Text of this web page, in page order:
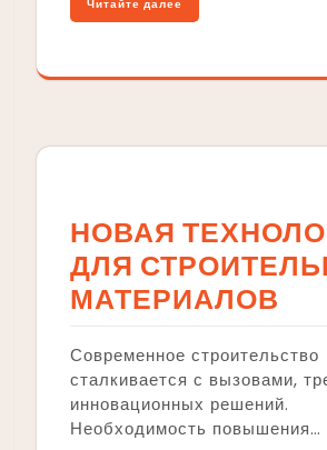
Читайте далее
НОВАЯ
ДЛЯ
МАТЕРИАЛОВ
Современное строительство
сталкивается с вызовами,
инновационных решений.
Необходимость повышения…